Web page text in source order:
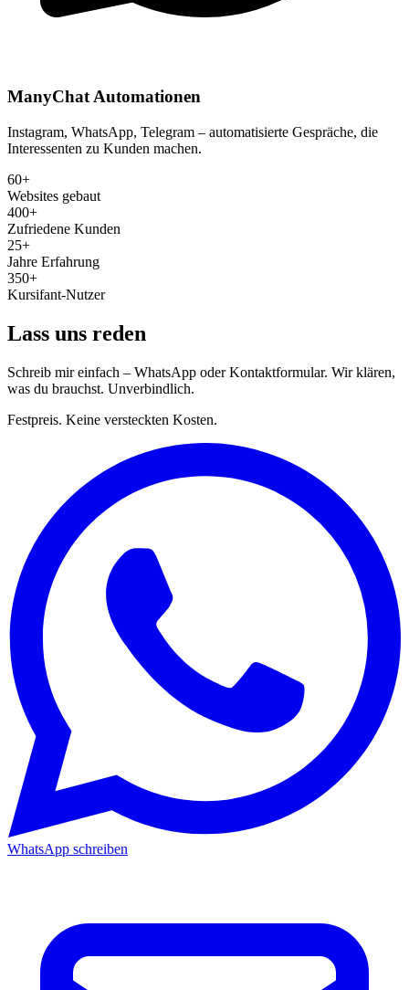
ManyChat Automationen
Instagram, WhatsApp, Telegram – automatisierte Gespräche, die
Interessenten zu Kunden machen.
60+
Websites gebaut
400+
Zufriedene Kunden
25+
Jahre Erfahrung
350+
Kursifant-Nutzer
Lass uns reden
Schreib mir einfach – WhatsApp oder Kontaktformular. Wir klären,
was du brauchst. Unverbindlich.
Festpreis. Keine versteckten Kosten.
WhatsApp schreiben